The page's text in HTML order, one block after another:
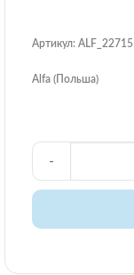
Артикул: ALF_22715
Alfa (Польша)
-